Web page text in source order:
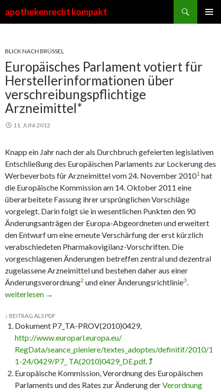
apothekenrecht kompakt
BLICK NACH BRÜSSEL
Europäisches Parlament votiert für
Herstellerinformationen über
verschreibungspflichtige
Arzneimittel*
11. JUNI 2012
Knapp ein Jahr nach der als Durchbruch gefeierten legislativen
Entschließung des Europäischen Parlaments zur Lockerung des
Werbeverbots für Arzneimittel vom 24. November 20101 hat
die Europäische Kommission am 14. Oktober 2011 eine
überarbeitete Fassung ihrer ursprünglichen Vorschläge
vorgelegt. Darin folgt sie in wesentlichen Punkten den 90
Änderungsanträgen der Europa-Abgeordneten und erweitert
den Entwurf um eine erneute Verschärfung der erst kürzlich
verabschiedeten Pharmakovigilanz-Vorschriften. Die
vorgeschlagenen Änderungen betreffen zentral und dezentral
zugelassene Arzneimittel und bestehen daher aus einer
Änderungsverordnung2 und einer Änderungsrichtlinie3.
Europäisches Parlament votiert für Herstellerinformationen
weiterlesen →
↓ BEITRAG ALS PDF
Dokument P7_TA-PROV(2010)0429,
http://www.europarl.europa.eu/
RegData/seance_pleniere/textes_adoptes/definitif/2010/1
1-24/0429/P7_ TA(2010)0429_DE.pdf.⤴
Europäische Kommission, Verordnung des Europäischen
Parlaments und des Rates zur Änderung derVerordnung